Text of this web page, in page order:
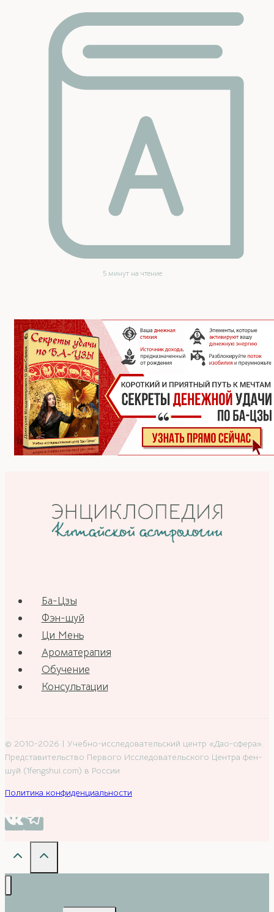
5 минут на чтение
Ба-Цзы
Фэн-шуй
Ци Мень
Ароматерапия
Обучение
Консультации
© 2010-2026 | Учебно-исследовательский центр «Дао-сфера».
Представительство Первого Исследовательского Центра фен-
шуй (1fengshui.com) в России
Политика конфиденциальности